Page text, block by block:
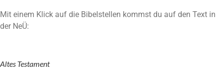
Mit einem Klick auf die Bibelstellen kommst du auf den Text in
der NeÜ:
Altes Testament